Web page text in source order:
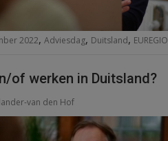
2022, Adviesdag, Duitsland, EUREGIO
of werken in Duitsland?
van den Hof